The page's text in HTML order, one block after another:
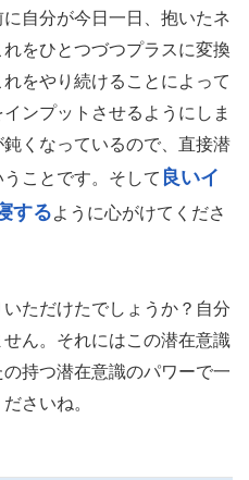
自分が今日一日、抱いたネ
をひとつづつプラスに変換
をやり続けることによって
ンプットさせるようにしま
くなっているので、直接潜
ことです。そして 良いイ
するように心がけてくださ
ただけたでしょうか？自分
ん。それにはこの潜在意識
持つ潜在意識のパワーで一
さいね。